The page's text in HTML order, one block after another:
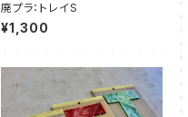
廃プラ：トレイS
¥1,300